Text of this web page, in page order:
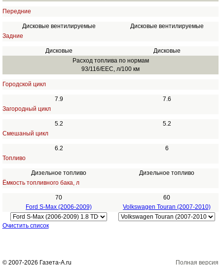
Передние
Дисковые вентилируемые
Дисковые вентилируемые
Задние
Дисковые
Дисковые
Расход топлива по нормам
93/116/EEC, л/100 км
Городской цикл
7.9
7.6
Загородный цикл
5.2
5.2
Смешаный цикл
6.2
6
Топливо
Дизельное топливо
Дизельное топливо
Ёмкость топливного бака, л
70
60
Ford S-Max (2006-2009)
Volkswagen Touran (2007-2010)
Очистить список
© 2007-2026 Газета-А.ru Полная версия